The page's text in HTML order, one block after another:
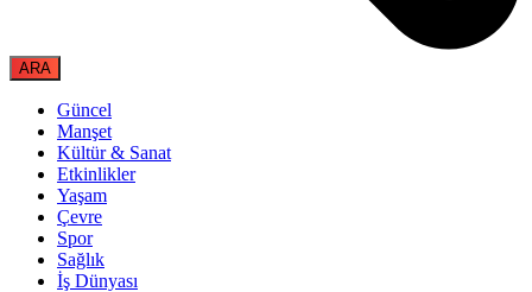
Güncel
Manşet
Kültür & Sanat
Etkinlikler
Yaşam
Çevre
Spor
Sağlık
İş Dünyası